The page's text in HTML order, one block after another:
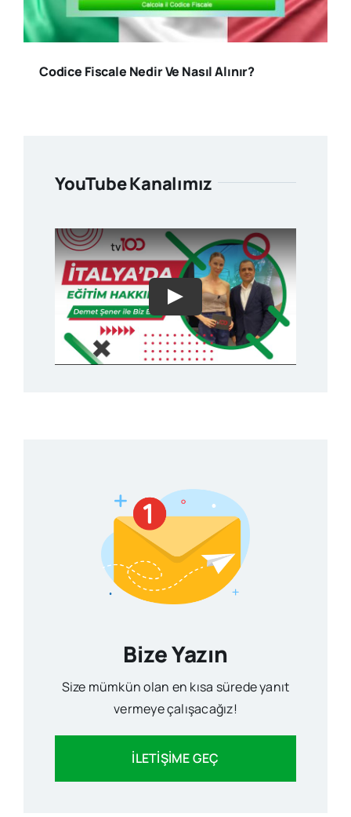
Codice Fiscale Nedir Ve Nasıl Alınır?
YouTube Kanalımız
Bize Yazın
Size mümkün olan en kısa sürede yanıt
vermeye çalışacağız!
İLETİŞİME GEÇ